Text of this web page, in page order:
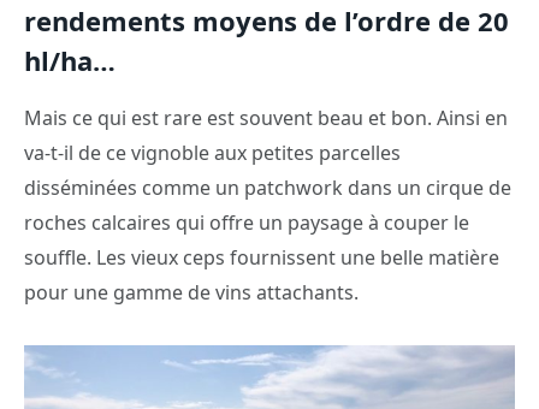
rendements moyens de l’ordre de 20
hl/ha…
Mais ce qui est rare est souvent beau et bon. Ainsi en
va-t-il de ce vignoble aux petites parcelles
disséminées comme un patchwork dans un cirque de
roches calcaires qui offre un paysage à couper le
souffle. Les vieux ceps fournissent une belle matière
pour une gamme de vins attachants.